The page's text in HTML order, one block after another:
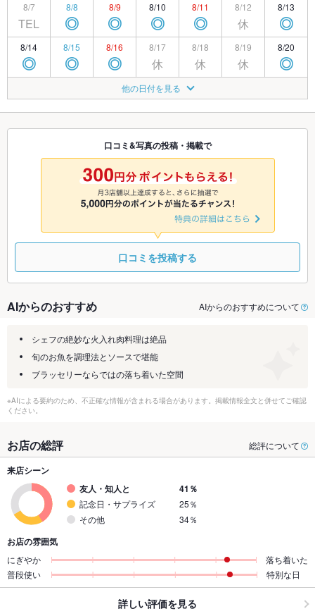
8/7
TEL
8/8
◎
8/9
◎
8/10
◎
8/11
◎
8/12
休
8/13
◎
8/14
◎
8/15
◎
8/16
◎
8/17
休
8/18
休
8/19
休
8/20
◎
◎ ◎
8/23
◎
8/24
◎
8/25
◎ 休 ◎
8/28 8/29 8/30
◎
8/31
◎
9/1
◎
9/2 9/3
9/6
◎ ◎ ◎
他の日付を見る
口コミ&写真の投稿・掲載で
口コミを投稿する
AIからのおすすめ AIからのおすすめについて
シェフの絶妙な火入れ肉料理は絶品
旬のお魚を調理法とソースで堪能
ブラッセリーならではの落ち着いた空間
※AIによる要約のため、不正確な情報が含まれる場合があります。掲載情報全文と併せてご確認
ください。
お店の総評 総評について
来店シーン
友人・知人と
41％
記念日・サプライズ
25％
その他
34％
お店の雰囲気
にぎやか
落ち着いた
普段使い
特別な日
詳しい評価を見る